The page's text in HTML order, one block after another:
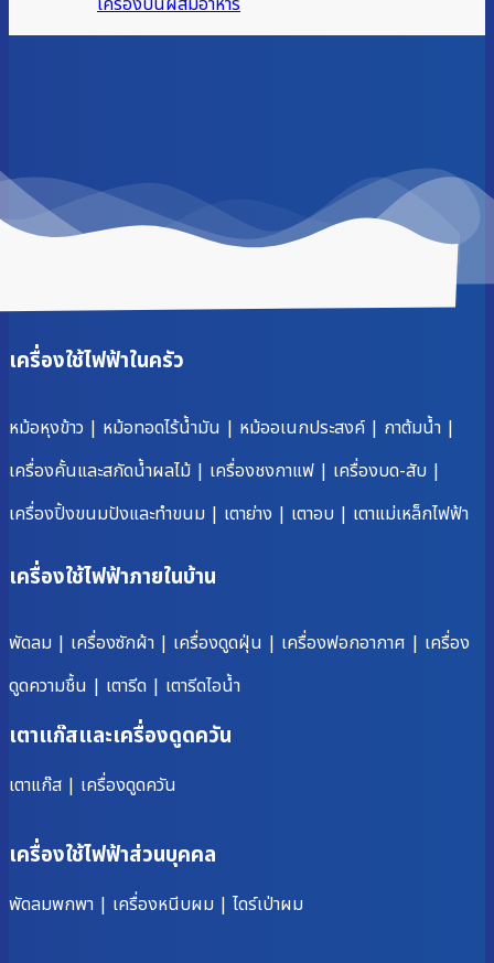
เครื่องใช้ไฟฟ้าในครัว
หม้อหุงข้าว | หม้อทอดไร้น้ำมัน | หม้ออเนกประสงค์ | กาต้มน้ำ |
เครื่องคั้นและสกัดน้ำผลไม้ | เครื่องชงกาแฟ | เครื่องบด-สับ |
เครื่องปิ้งขนมปังและทำขนม | เตาย่าง | เตาอบ | เตาแม่เหล็กไฟฟ้า
เครื่องใช้ไฟฟ้าภายในบ้าน
พัดลม | เครื่องซักผ้า | เครื่องดูดฝุ่น | เครื่องฟอกอากาศ | เครื่อง
ดูดความชื้น | เตารีด | เตารีดไอน้ำ
เตาแก๊สและเครื่องดูดควัน
เตาแก๊ส | เครื่องดูดควัน
เครื่องใช้ไฟฟ้าส่วนบุคคล
พัดลมพกพา | เครื่องหนีบผม | ไดร์เป่าผม